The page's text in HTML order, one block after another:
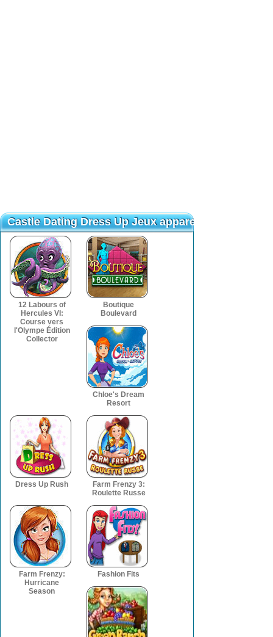
Castle Dating Dress Up Jeux apparentés
Castle Dating Dress Up Jeux apparentés
12 Labours of
Hercules VI:
Course vers
l'Olympe Édition
Collector
Boutique
Boulevard
Chloe's Dream
Resort
Dress Up Rush
Farm Frenzy 3:
Roulette Russe
Farm Frenzy:
Hurricane
Season
Fashion Fits